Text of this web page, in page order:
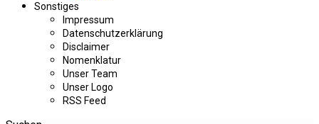
Sonstiges
Impressum
Datenschutzerklärung
Disclaimer
Nomenklatur
Unser Team
Unser Logo
RSS Feed